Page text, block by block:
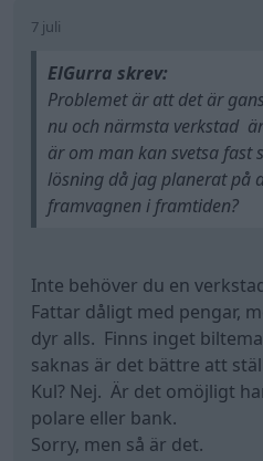
7 juli
ElGurra skrev:
Problemet är att det är
nu och närmsta verkstad
är om man kan svetsa fast
lösning då jag planerat på
framvagnen i framtiden?
Inte behöver du en
Fattar dåligt med pengar,
dyr alls. Finns inget
saknas är det bättre att
Kul? Nej. Är det omöjligt
polare eller bank.
Sorry, men så är det.